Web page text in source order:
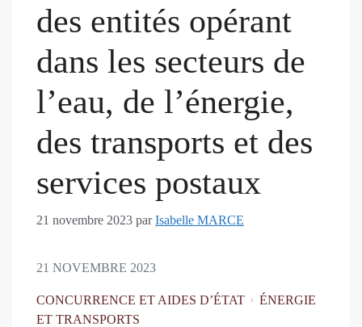
des entités opérant
dans les secteurs de
l’eau, de l’énergie,
des transports et des
services postaux
21 novembre 2023 parIsabelle MARCE
21 NOVEMBRE 2023
CONCURRENCE ET AIDES D’ÉTAT
ÉNERGIE
ET TRANSPORTS